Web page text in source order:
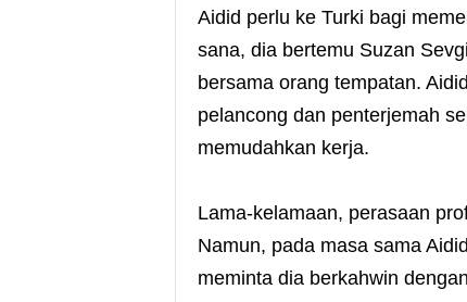
Aidid perlu ke Turki bagi
sana, dia bertemu Suzan
bersama orang tempatan.
pelancong dan penterjemah
memudahkan kerja.
Lama-kelamaan, perasaan
Namun, pada masa sama
meminta dia berkahwin